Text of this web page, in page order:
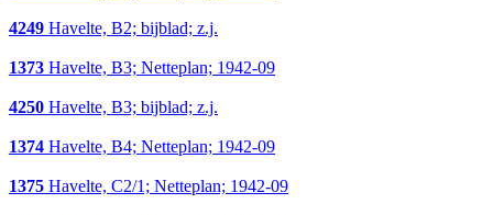
4249 Havelte, B2; bijblad; z.j.
1373 Havelte, B3; Netteplan; 1942-09
4250 Havelte, B3; bijblad; z.j.
1374 Havelte, B4; Netteplan; 1942-09
1375 Havelte, C2/1; Netteplan; 1942-09